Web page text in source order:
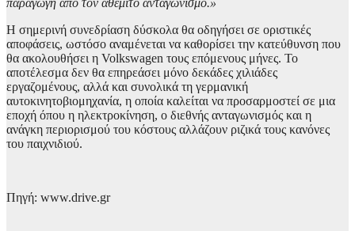
παραγωγή από τον αθέμιτο ανταγωνισμό.»
Η σημερινή συνεδρίαση δύσκολα θα οδηγήσει σε οριστικές
αποφάσεις, ωστόσο αναμένεται να καθορίσει την κατεύθυνση που
θα ακολουθήσει η Volkswagen τους επόμενους μήνες. Το
αποτέλεσμα δεν θα επηρεάσει μόνο δεκάδες χιλιάδες
εργαζομένους, αλλά και συνολικά τη γερμανική
αυτοκινητοβιομηχανία, η οποία καλείται να προσαρμοστεί σε μια
εποχή όπου η ηλεκτροκίνηση, ο διεθνής ανταγωνισμός και η
ανάγκη περιορισμού του κόστους αλλάζουν ριζικά τους κανόνες
του παιχνιδιού.
Πηγή: www.drive.gr